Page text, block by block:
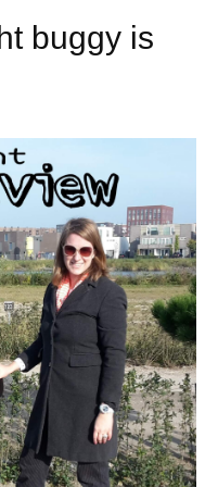
buggy is